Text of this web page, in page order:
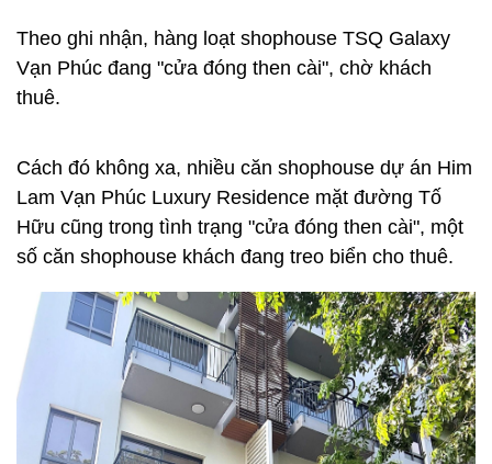
Theo ghi nhận, hàng loạt shophouse TSQ Galaxy
Vạn Phúc đang "cửa đóng then cài", chờ khách
thuê.